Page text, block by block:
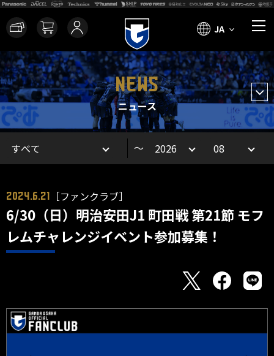
JA
NEWS
ニュース
～
2024.6.21 ［ファンクラブ］
6/30（日）明治安田J1 町田戦 第21節 モフ
レムチャレンジイベント参加募集！